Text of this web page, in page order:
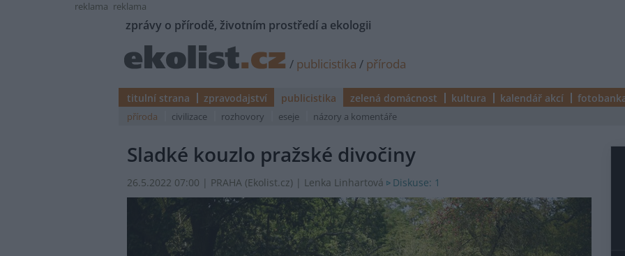
reklama reklama
zprávy o přírodě, životním prostředí a ekologii
/ publicistika / příroda
titulní strana zpravodajství publicistika zelená domácnost kultura kalendář akcí
příroda civilizace rozhovory eseje názory a komentáře
Sladké kouzlo pražské divočiny
26.5.2022 07:00 | PRAHA (Ekolist.cz) | Lenka Linhartová Diskuse: 1